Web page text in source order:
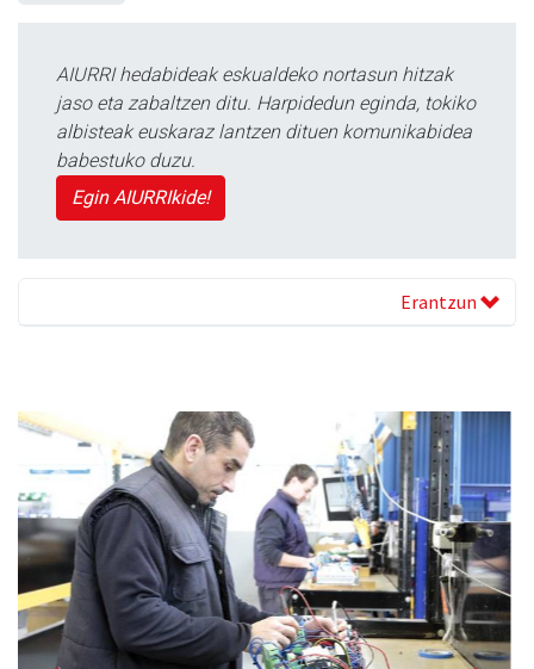
AIURRI hedabideak eskualdeko nortasun hitzak
jaso eta zabaltzen ditu. Harpidedun eginda, tokiko
albisteak euskaraz lantzen dituen komunikabidea
babestuko duzu.
Egin AIURRIkide!
Erantzun